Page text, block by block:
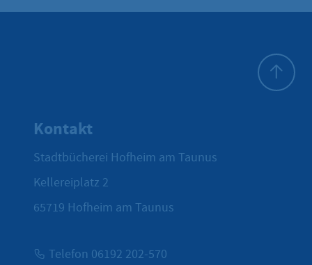
Kontakt
Stadtbücherei Hofheim am Taunus
Kellereiplatz 2
65719 Hofheim am Taunus
Telefon 06192 202-570